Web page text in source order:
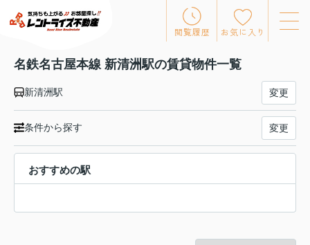
閲覧履歴 お気に入り
名鉄名古屋本線 新清洲駅の賃貸物件一覧
新清洲駅 変更
条件から探す 変更
おすすめの駅